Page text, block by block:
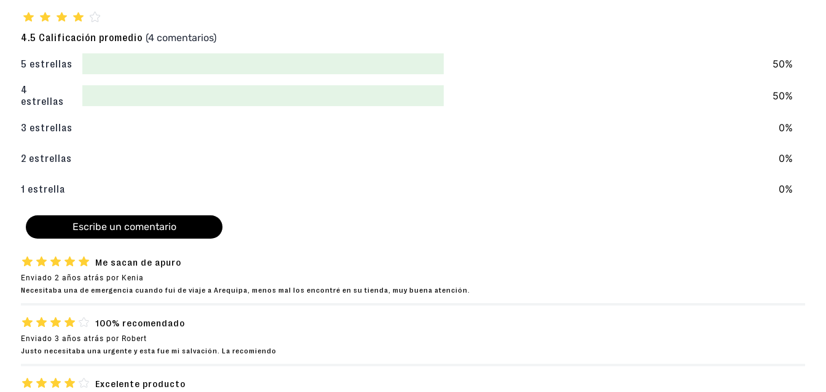
★ ★ ★ ★ ☆
4.5 Calificación promedio (4 comentarios)
5 estrellas 50%
4
estrellas
50%
3 estrellas 0%
2 estrellas 0%
1 estrella 0%
Escribe un comentario
Agregar comentario
★ ★ ★ ★★
★ ★ ★ ★ ★ Me sacan de apuro
Enviado 2 años atrás por Kenia
Necesitaba una de emergencia cuando fui de viaje a Arequipa, menos mal los encontré en su tienda, muy buena atención.
★ ★ ★ ★ ☆ 100% recomendado
Enviado 3 años atrás por Robert
Justo necesitaba una urgente y esta fue mi salvación. La recomiendo
★ ★ ★ ★ ☆ Excelente producto